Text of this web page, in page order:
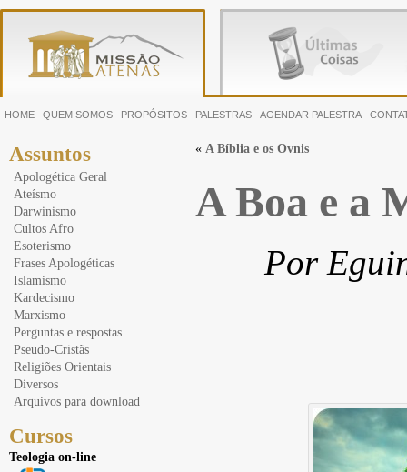
HOME QUEM SOMOS PROPÓSITOS PALESTRAS AGENDAR PALESTRA
Assuntos
Apologética Geral
Ateísmo
Darwinismo
Cultos Afro
Esoterismo
Frases Apologéticas
Islamismo
Kardecismo
Marxismo
Perguntas e respostas
Pseudo-Cristãs
Religiões Orientais
Diversos
Arquivos para download
Cursos
Teologia on-line
« A Bíblia e os Ovnis
A Boa e a
Por